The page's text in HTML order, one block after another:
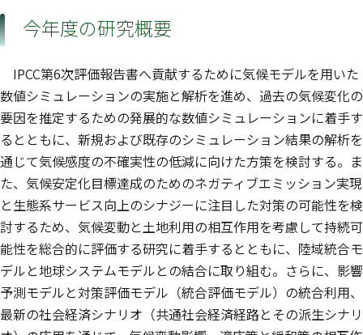
今年度の研究概要
IPCC第6次評価報告書へ貢献するために気候モデルを用いた
数値シミュレーションの実施と解析を進め、過去の気候変化の
要因を推定するための発展的な数値シミュレーションに着手す
るとともに、新規および既存のシミュレーション結果の解析を
通じて気候感度の不確実性の低減に向けた方策を検討する。ま
た、気候安定化目標達成のためのネガティブエミッション実現
と生態系サービス向上のシナジーに注目した対策の可能性を検
討するため、気候変動と土地利用の相互作用を考慮して持続可
能性を総合的に評価する研究に着手するとともに、陸域統合モ
デルと地球システムモデルとの結合に取り組む。さらに、影響
予測モデルと対策評価モデル（統合評価モデル）の統合利用、
最新の社会経済シナリオ（共通社会経済経路とその派生シナリ